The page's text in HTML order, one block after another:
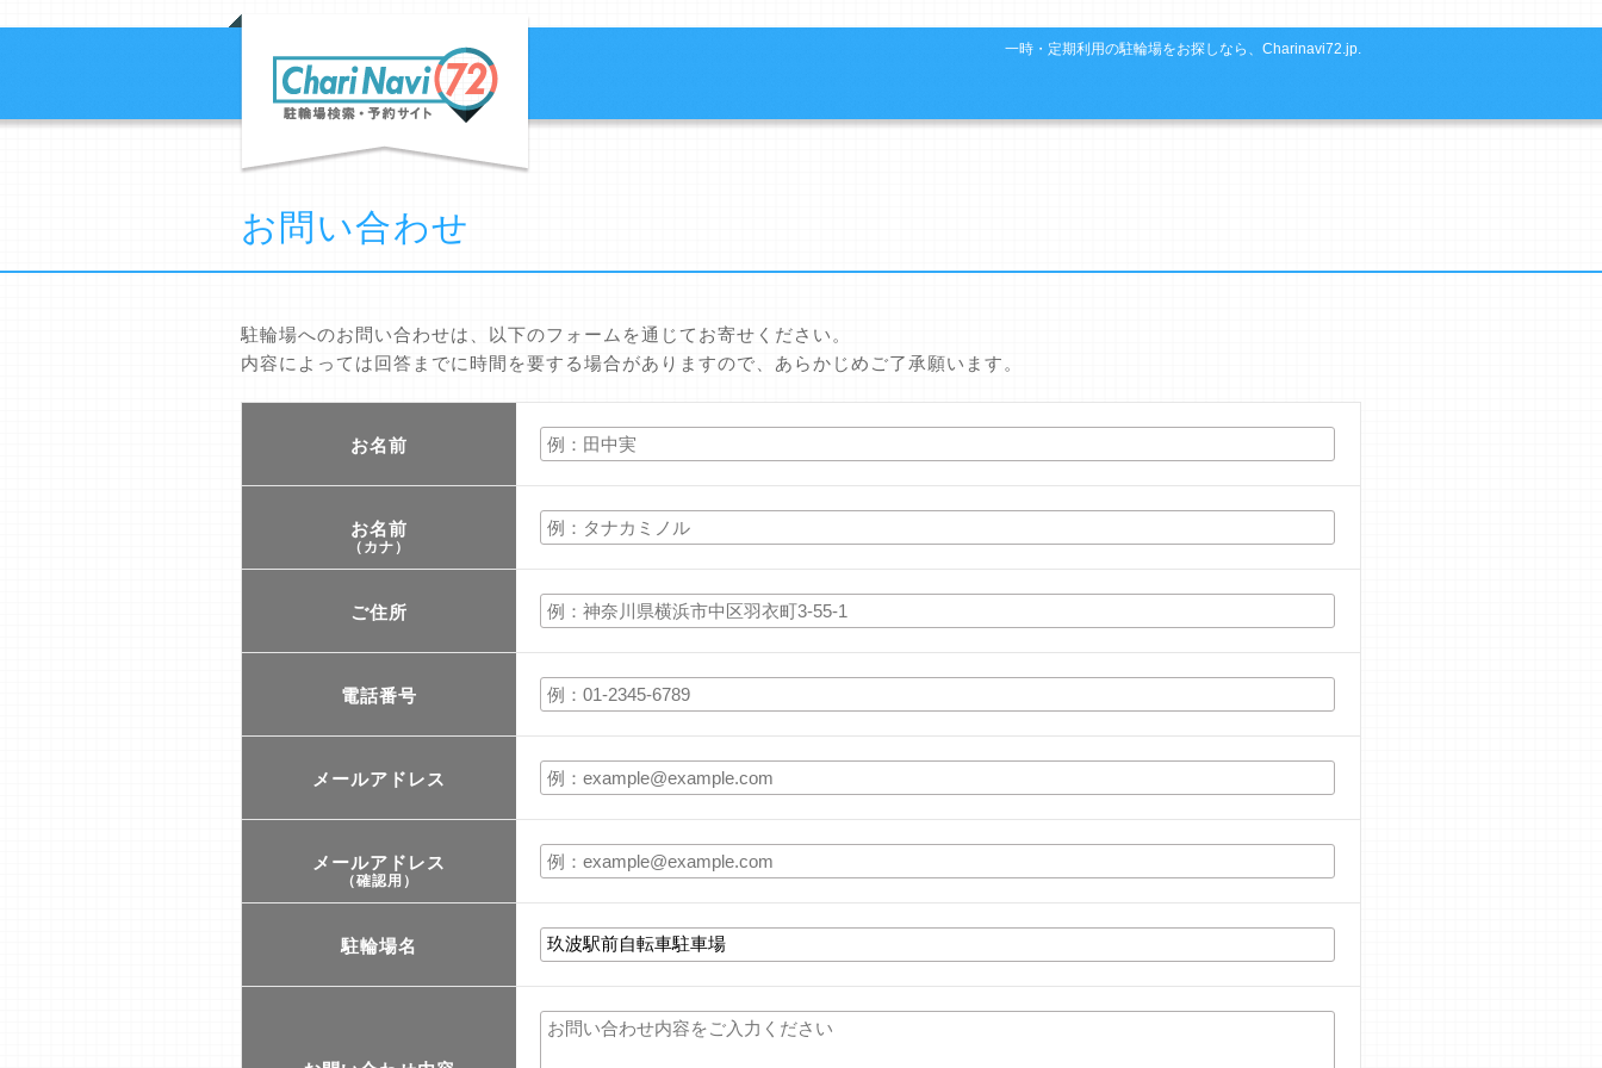
一時・定期利用の駐輪場をお探しなら、Charinavi72.jp.
お問い合わせ
駐輪場へのお問い合わせは、以下のフォームを通じてお寄せください。
内容によっては回答までに時間を要する場合がありますので、あらかじめご了承願います。
お名前
お名前
（カナ）
ご住所
電話番号
メールアドレス
メールアドレス
（確認用）
駐輪場名